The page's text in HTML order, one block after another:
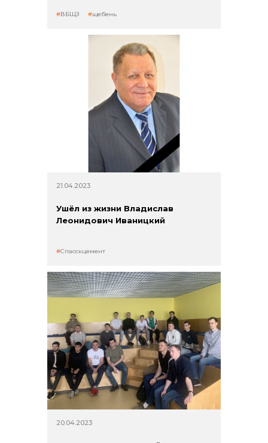
+7 (423) 234 50 50
info@vostokcement.ru
ВБЩЗ щебень
21.04.2023
Ушёл из жизни Владислав
Леонидович Иваницкий
Спасскцемент
20.04.2023